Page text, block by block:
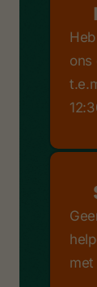
ons
met